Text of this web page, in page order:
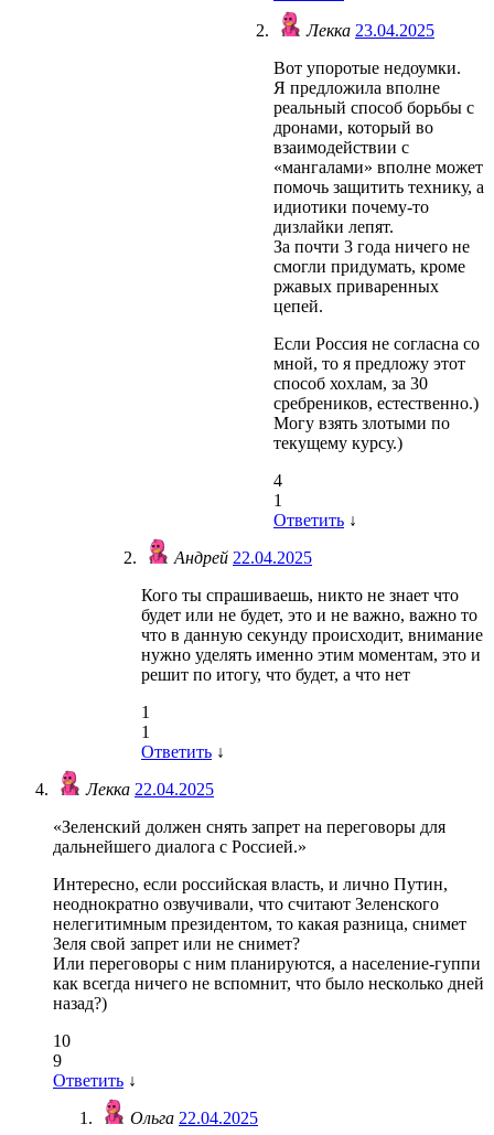
Лекка 23.04.2025
Вот упоротые недоумки.
Я предложила вполне
реальный способ борьбы с
дронами, который во
взаимодействии с
«мангалами» вполне может
помочь защитить технику, а
идиотики почему-то
дизлайки лепят.
За почти 3 года ничего не
смогли придумать, кроме
ржавых приваренных
цепей.
Если Россия не согласна со
мной, то я предложу этот
способ хохлам, за 30
сребреников, естественно.)
Могу взять злотыми по
текущему курсу.)
4
1
Ответить ↓
Андрей 22.04.2025
Кого ты спрашиваешь, никто не знает что
будет или не будет, это и не важно, важно то
что в данную секунду происходит, внимание
нужно уделять именно этим моментам, это и
решит по итогу, что будет, а что нет
1
1
Ответить ↓
Лекка 22.04.2025
«Зеленский должен снять запрет на переговоры для
дальнейшего диалога с Россией.»
Интересно, если российская власть, и лично Путин,
неоднократно озвучивали, что считают Зеленского
нелегитимным президентом, то какая разница, снимет
Зеля свой запрет или не снимет?
Или переговоры с ним планируются, а население-гуппи
как всегда ничего не вспомнит, что было несколько дней
назад?)
10
9
Ответить ↓
Ольга 22.04.2025